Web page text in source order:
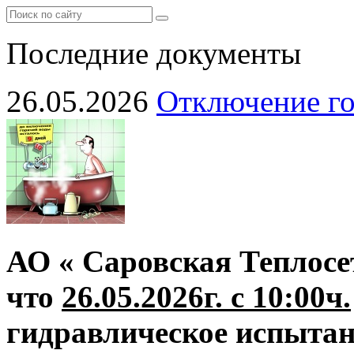
Последние документы
26.05.2026 Отключение
АО « Саровская
что 26.05.2026г. с 10:00ч.
гидравлическое